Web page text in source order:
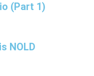
(Part 1)
NOLD